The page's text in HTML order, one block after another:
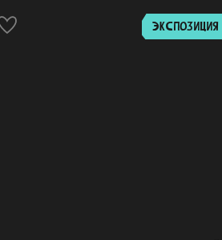
ЭКСПОЗИЦИЯ